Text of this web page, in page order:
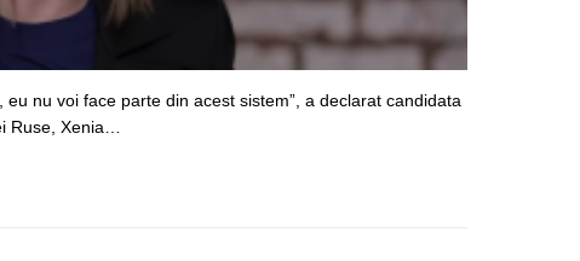
eu nu voi face parte din acest sistem”, a declarat candidata
Ruse, Xenia…